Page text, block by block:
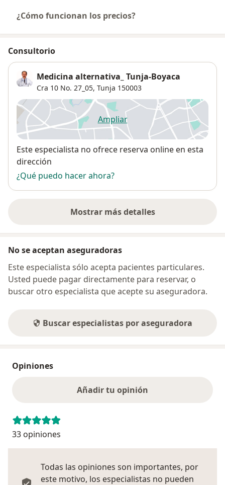
¿Cómo funcionan los precios?
Consultorio
Medicina alternativa_ Tunja-Boyaca
Cra 10 No. 27_05, Tunja 150003
Ampliarse abre en una nueva
Disponibilidad
Este especialista no ofrece reserva online en esta
dirección
¿Qué puedo hacer ahora?
Mostrar más detalles
sobre la dirección
No se aceptan aseguradoras
Este especialista sólo acepta pacientes particulares.
Usted puede pagar directamente para reservar, o
buscar otro especialista que acepte su aseguradora.
Buscar especialistas por aseguradora
Opiniones
Añadir tu opinión
33 opiniones
Todas las opiniones son importantes, por
este motivo, los especialistas no pueden